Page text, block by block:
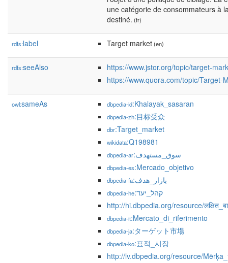
une catégorie de consommateurs à
destiné. (fr)
rdfs:label Target market(en)
rdfs:seeAlso
https://www.jstor.org/topic/target-
https://www.quora.com/topic/Target-
owl:sameAs dbpedia-id:Khalayak_sasaran
dbpedia-zh:目标受众
dbr:Target_market
wikidata:Q198981
dbpedia-ar :سوق_مستهدف
dbpedia-es:Mercado_objetivo
dbpedia-fa :بازار_هدف
dbpedia-he :קהל_יעד
http://hi.dbpedia.org/resource/
dbpedia-it:Mercato_di_riferimento
dbpedia-ja:ターゲット市場
dbpedia-ko:표적_시장
http://lv.dbpedia.org/resource/